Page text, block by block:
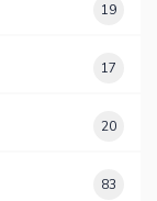
19
17
20
83